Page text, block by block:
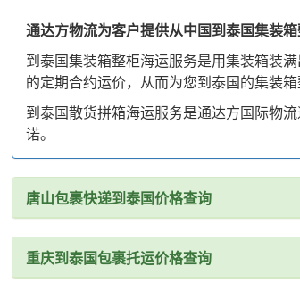
通达方物流为客户提供从中国到泰国集装
到泰国集装箱整柜海运服务是用集装箱装
的定期合约运价，从而为您到泰国的集装
到泰国散货拼箱海运服务是通达方国际物
诺。
唐山包裹快递到泰国价格查询
重庆到泰国包裹托运价格查询